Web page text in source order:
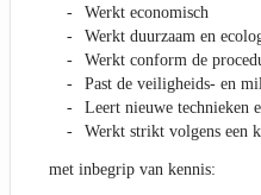
Werkt economisch
Werkt duurzaam en
Werkt conform de
Past de veiligheids- en
Leert nieuwe technieken
Werkt strikt volgens een
met inbegrip van kennis: